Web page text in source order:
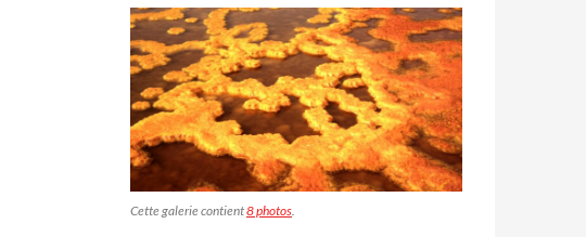
Cette galerie contient8 photos